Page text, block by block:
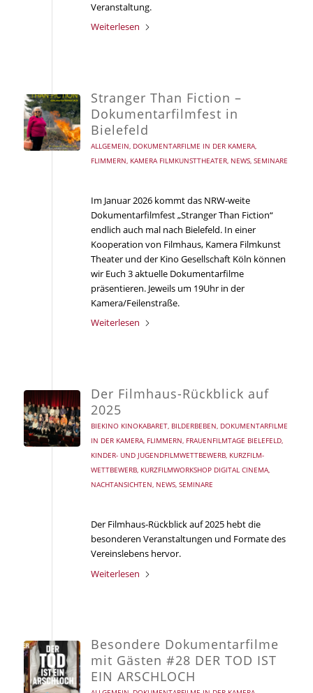
Veranstaltung.
Weiterlesen
Stranger Than Fiction –
Dokumentarfilmfest in
Bielefeld
ALLGEMEIN, DOKUMENTARFILME IN DER KAMERA,
FLIMMERN, KAMERA FILMKUNSTTHEATER, NEWS, SEMINARE
Im Januar 2026 kommt das NRW-weite
Dokumentarfilmfest „Stranger Than Fiction“
endlich auch mal nach Bielefeld. In einer
Kooperation von Filmhaus, Kamera Filmkunst
Theater und der Kino Gesellschaft Köln können
wir Euch 3 aktuelle Dokumentarfilme
präsentieren. Jeweils um 19Uhr in der
Kamera/Feilenstraße.
Weiterlesen
Der Filmhaus-Rückblick auf
2025
BIEKINO KINOKABARET, BILDERBEBEN, DOKUMENTARFILME
IN DER KAMERA, FLIMMERN, FRAUENFILMTAGE BIELEFELD,
KINDER- UND JUGENDFILMWETTBEWERB, KURZFILM-
WETTBEWERB, KURZFILMWORKSHOP DIGITAL CINEMA,
NACHTANSICHTEN, NEWS, SEMINARE
Der Filmhaus-Rückblick auf 2025 hebt die
besonderen Veranstaltungen und Formate des
Vereinslebens hervor.
Weiterlesen
Besondere Dokumentarfilme
mit Gästen #28 DER TOD IST
EIN ARSCHLOCH